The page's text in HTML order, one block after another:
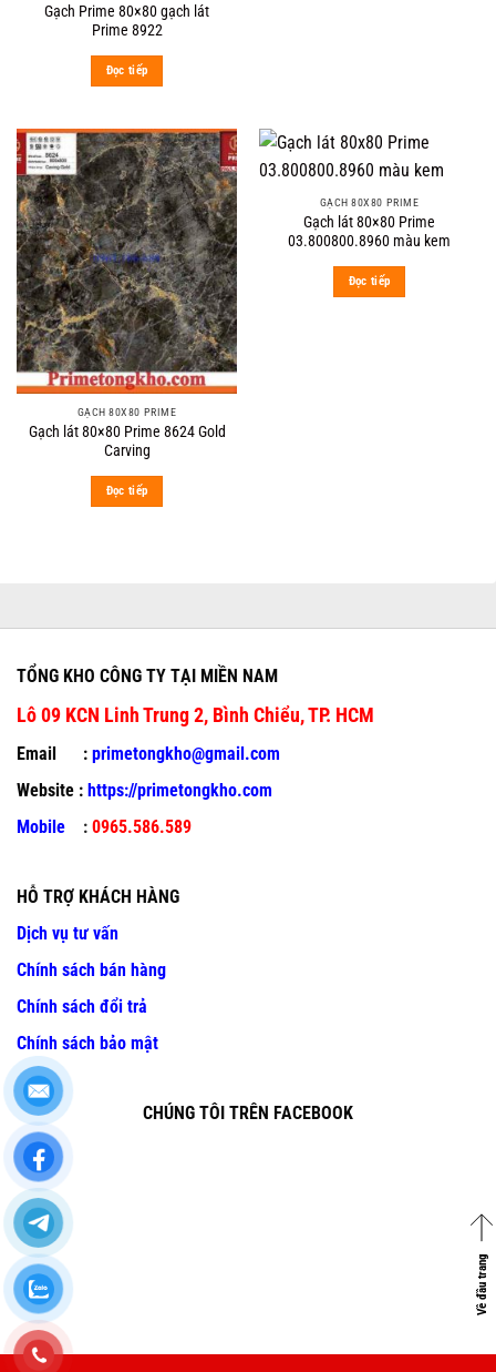
Gạch Prime 80×80 gạch lát
Prime 8922
Đọc tiếp
GẠCH 80X80 PRIME
Gạch lát 80×80 Prime 8624 Gold
Carving
Đọc tiếp
GẠCH 80X80 PRIME
Gạch lát 80×80 Prime
03.800800.8960 màu kem
Đọc tiếp
TỔNG KHO CÔNG TY TẠI MIỀN NAM
Lô 09 KCN Linh Trung 2, Bình Chiểu, TP. HCM
Email : primetongkho@gmail.com
Website : https://primetongkho.com
Mobile : 0965.586.589
HỖ TRỢ KHÁCH HÀNG
Dịch vụ tư vấn
Chính sách bán hàng
Chính sách đổi trả
Chính sách bảo mật
CHÚNG TÔI TRÊN FACEBOOK
Về đầu trang